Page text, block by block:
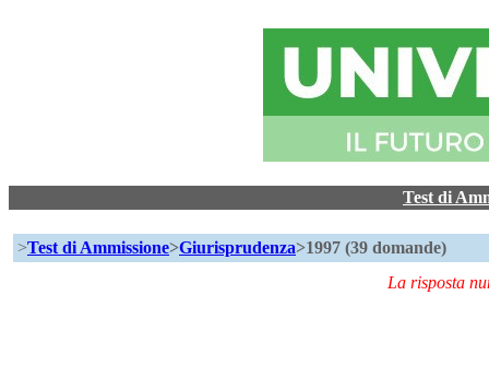
Test di
>Test di Ammissione>Giurisprudenza>1997 (39 domande)
La risposta